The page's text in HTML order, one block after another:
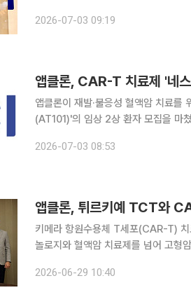
은 네스페셀에 대해 식약처로부터 개
2026-07-03 09:19
앱클론이 재발·불응성 혈액암 치료
(AT101)'의 임상 2상 환자 모집을 마
자를 대상으로 진행 중인 CAR-T 치
2026-07-03 08:53
키메라 항원수용체 T세포(CAR-T)
놀로지와 혈액암 치료제를 넘어 고
이다. 앱클론은 튀르키예 파트너
2026-06-29 10:40